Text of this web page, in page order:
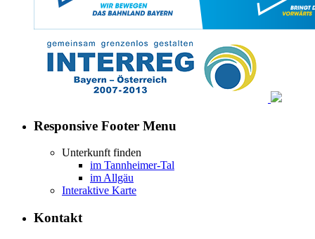
Responsive Footer Menu
Unterkunft finden
im Tannheimer-Tal
im Allgäu
Interaktive Karte
Kontakt